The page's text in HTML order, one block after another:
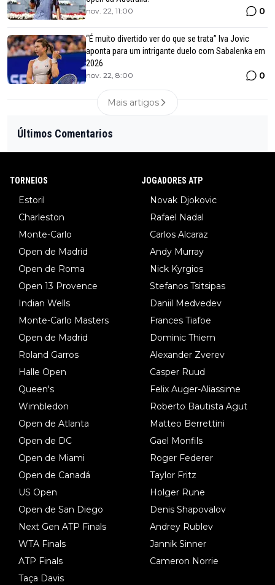
nov. 22, 11:00 0
“É muito divertido ver do que se trata” Iva Jovic
aponta para um intrigante duelo com Sabalenka em
2026
nov. 22, 8:00 0
Mais artigos
Últimos Comentarios
TORNEIOS
Estoril
Charleston
Monte-Carlo
Open de Madrid
Open de Roma
Open 13 Provence
Indian Wells
Monte-Carlo Masters
Open de Madrid
Roland Garros
Halle Open
Queen's
Wimbledon
Open de Atlanta
Open de DC
Open de Miami
Open de Canadá
US Open
Open de San Diego
Next Gen ATP Finals
WTA Finals
ATP Finals
Taça Davis
JOGADORES ATP
Novak Djokovic
Rafael Nadal
Carlos Alcaraz
Andy Murray
Nick Kyrgios
Stefanos Tsitsipas
Daniil Medvedev
Frances Tiafoe
Dominic Thiem
Alexander Zverev
Casper Ruud
Felix Auger-Aliassime
Roberto Bautista Agut
Matteo Berrettini
Gael Monfils
Roger Federer
Taylor Fritz
Holger Rune
Denis Shapovalov
Andrey Rublev
Jannik Sinner
Cameron Norrie